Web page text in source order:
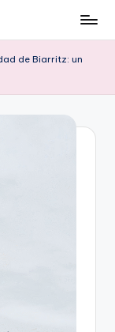
de Biarritz: un